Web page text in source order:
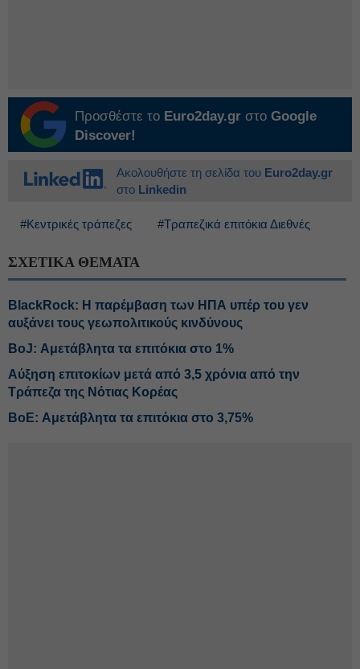
Προσθέστε το Euro2day.gr στο Google
Discover!
Ακολουθήστε τη σελίδα του Euro2day.gr
στο Linkedin
#Κεντρικές τράπεζες #Τραπεζικά επιτόκια Διεθνές
ΣΧΕΤΙΚΑ ΘΕΜΑΤΑ
BlackRock: Η παρέμβαση των ΗΠΑ υπέρ του γεν
αυξάνει τους γεωπολιτικούς κινδύνους
BoJ: Αμετάβλητα τα επιτόκια στο 1%
Αύξηση επιτοκίων μετά από 3,5 χρόνια από την
Τράπεζα της Νότιας Κορέας
BoE: Αμετάβλητα τα επιτόκια στο 3,75%